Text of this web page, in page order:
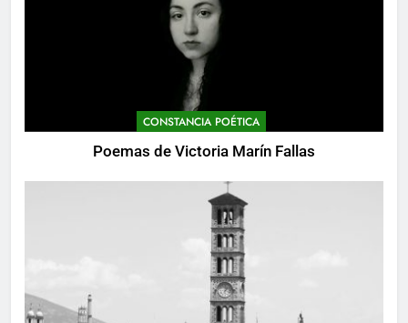
CONSTANCIA POÉTICA
Poemas de Victoria Marín Fallas